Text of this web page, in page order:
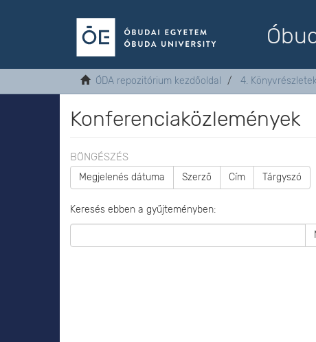
ÓDA repozitórium kezdőoldal 4.
Konferenciaközlemények
BÖNGÉSZÉS
Megjelenés dátuma Szerző Cím Tárgyszó
Keresés ebben a gyűjteményben: